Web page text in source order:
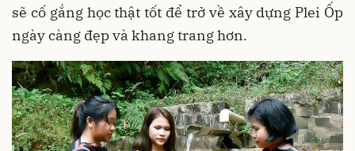
sẽ cố gắng học thật tốt để trở về xây dựng Plei Ốp
ngày càng đẹp và khang trang hơn.